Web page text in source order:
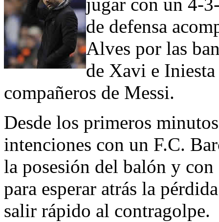
jugar con un 4-
de defensa
Alves por las
de Xavi e
compañeros de Messi.
Desde los primeros
intenciones con un F.C.
la posesión del balón y
para esperar atrás la
salir rápido al contragolpe.